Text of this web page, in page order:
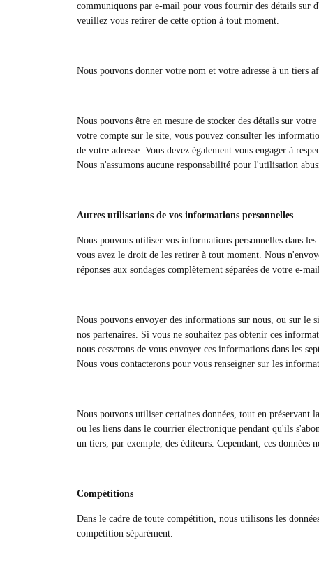
communiquons par e-mail pour vous fournir des détails sur
veuillez vous retirer de cette option à tout moment.
Nous pouvons donner votre nom et votre adresse à un tiers
Nous pouvons être en mesure de stocker des détails sur
votre compte sur le site, vous pouvez consulter les
de votre adresse. Vous devez également vous engager à
Nous n'assumons aucune responsabilité pour l'utilisation
Autres utilisations de vos informations personnelles
Nous pouvons utiliser vos informations personnelles dans
vous avez le droit de les retirer à tout moment. Nous
réponses aux sondages complètement séparées de votre e-
Nous pouvons envoyer des informations sur nous, ou sur le
nos partenaires. Si vous ne souhaitez pas obtenir ces
nous cesserons de vous envoyer ces informations dans les
Nous vous contacterons pour vous renseigner sur les
Nous pouvons utiliser certaines données, tout en
ou les liens dans le courrier électronique pendant qu'ils
un tiers, par exemple, des éditeurs. Cependant, ces
Compétitions
Dans le cadre de toute compétition, nous utilisons les
compétition séparément.